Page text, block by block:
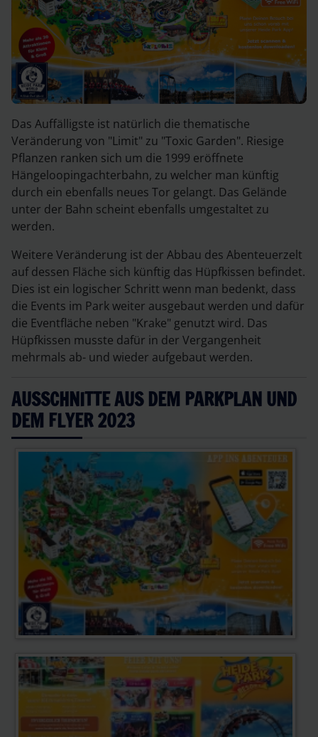
Das Auffälligste ist natürlich die thematische
Veränderung von "Limit" zu "Toxic Garden". Riesige
Pflanzen ranken sich um die 1999 eröffnete
Hängeloopingachterbahn, zu welcher man künftig
durch ein ebenfalls neues Tor gelangt. Das Gelände
unter der Bahn scheint ebenfalls umgestaltet zu
werden.
Weitere Veränderung ist der Abbau des Abenteuerzelt
auf dessen Fläche sich künftig das Hüpfkissen befindet.
Dies ist ein logischer Schritt wenn man bedenkt, dass
die Events im Park weiter ausgebaut werden und dafür
die Eventfläche neben "Krake" genutzt wird. Das
Hüpfkissen musste dafür in der Vergangenheit
mehrmals ab- und wieder aufgebaut werden.
AUSSCHNITTE AUS DEM PARKPLAN UND
DEM FLYER 2023